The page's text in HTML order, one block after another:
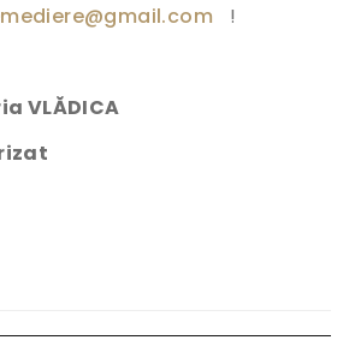
!
VLĂDICA